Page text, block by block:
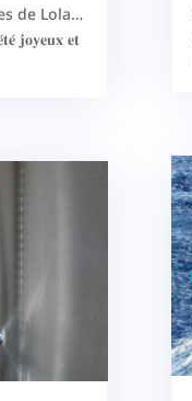
de Lola…
𝐣𝐨𝐲𝐞𝐮𝐱 𝐞𝐭